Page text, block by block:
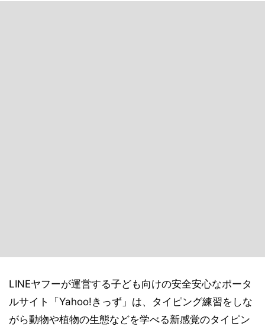
LINEヤフーが運営する子ども向けの安全安心なポータ
ルサイト「Yahoo!きっず」は、タイピング練習をしな
がら動物や植物の生態などを学べる新感覚のタイピン